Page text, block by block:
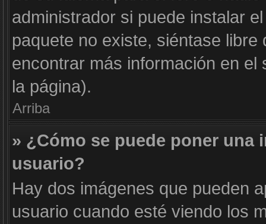
administrador si puede instalar
paquete no existe, siéntase
encontrar más información en el
la página).
Arriba
» ¿Cómo se puede poner una
usuario?
Hay dos imágenes que pueden
usuario cuando esté viendo los